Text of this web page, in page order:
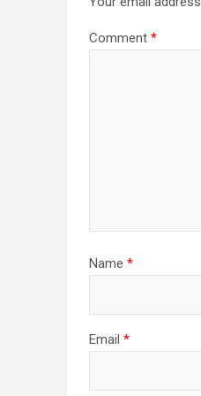
Comment *
Name *
Email *